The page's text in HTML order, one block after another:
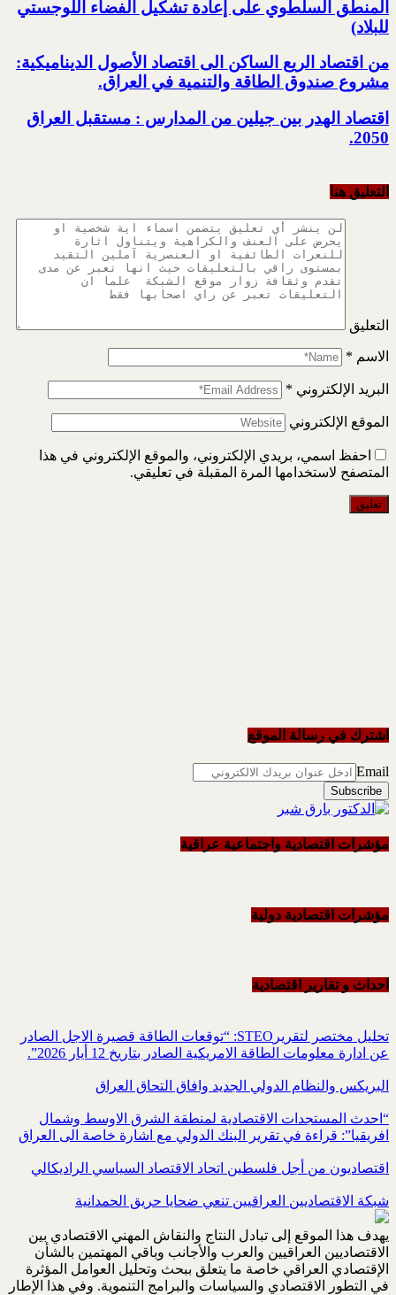
المنطق السلطوي على إعادة تشكيل الفضاء اللوجستي
للبلاد)‏
من اقتصاد الريع الساكن الى اقتصاد الأصول الديناميكية:
مشروع صندوق الطاقة والتنمية في العراق‎.
اقتصاد الهدر بين جيلين من المدارس : مستقبل العراق
2050‏‎.‎
التعليق هنا
التعليق
الاسم *
البريد الإلكتروني *
الموقع الإلكتروني
احفظ اسمي، بريدي الإلكتروني، والموقع الإلكتروني في هذا
المتصفح لاستخدامها المرة المقبلة في تعليقي.
اشترك في رسالة الموقع
Email
مؤشرات اقتصادية واجتماعية عراقية
مؤشرات اقتصادية دولية
احداث و تقاریر اقتصادیة
تحليل مختصر لتقريرSTEO‏: “توقعات الطاقة قصيرة الاجل الصادر
عن ادارة معلومات الطاقة الامريكية ‏الصادر بتاريخ 12 أيار 2026”.‏
البريكس والنظام الدولي الجديد وافاق التحاق العراق
“احدث المستجدات الاقتصادية لمنطقة الشرق الاوسط وشمال
افريقيا”: قراءة في تقرير البنك الدولي مع اشارة خاصة الى العراق
اقتصاديون من أجل فلسطين اتحاد الاقتصاد السياسي الراديكالي
شبكة الاقتصاديين العراقيين تنعي ضحايا حريق الحمدانية
يهدف هذا الموقع إلى تبادل النتاج والنقاش المهني الاقتصادي بين
الاقتصاديين العراقيين والعرب والأجانب وباقي المهتمين بالشأن
الإقتصادي العراقي خاصة ما يتعلق ببحث وتحليل العوامل المؤثرة
في التطور الاقتصادي والسياسات والبرامج التنموية. وفي هذا الإطار